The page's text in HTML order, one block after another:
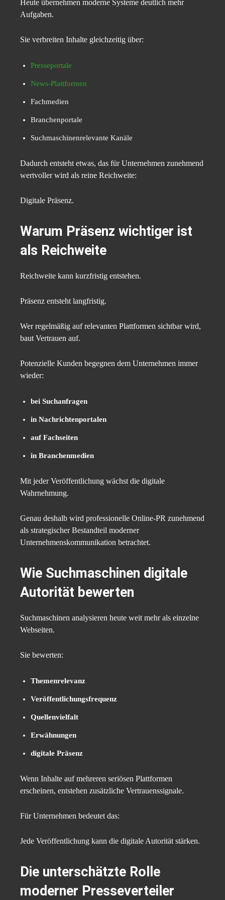
Heute übernehmen moderne Systeme deutlich mehr
Aufgaben.
Sie verbreiten Inhalte gleichzeitig über:
Presseportale
News-Plattformen
Fachmedien
Branchenportale
Suchmaschinenrelevante Kanäle
Dadurch entsteht etwas, das für Unternehmen zunehmend
wertvoller wird als reine Reichweite:
Digitale Präsenz.
Warum Präsenz wichtiger ist
als Reichweite
Reichweite kann kurzfristig entstehen.
Präsenz entsteht langfristig.
Wer regelmäßig auf relevanten Plattformen sichtbar wird,
baut Vertrauen auf.
Potenzielle Kunden begegnen dem Unternehmen immer
wieder:
bei Suchanfragen
in Nachrichtenportalen
auf Fachseiten
in Branchenmedien
Mit jeder Veröffentlichung wächst die digitale
Wahrnehmung.
Genau deshalb wird professionelle Online-PR zunehmend
als strategischer Bestandteil moderner
Unternehmenskommunikation betrachtet.
Wie Suchmaschinen digitale
Autorität bewerten
Suchmaschinen analysieren heute weit mehr als einzelne
Webseiten.
Sie bewerten:
Themenrelevanz
Veröffentlichungsfrequenz
Quellenvielfalt
Erwähnungen
digitale Präsenz
Wenn Inhalte auf mehreren seriösen Plattformen
erscheinen, entstehen zusätzliche Vertrauenssignale.
Für Unternehmen bedeutet das:
Jede Veröffentlichung kann die digitale Autorität stärken.
Die unterschätzte Rolle
moderner Presseverteiler